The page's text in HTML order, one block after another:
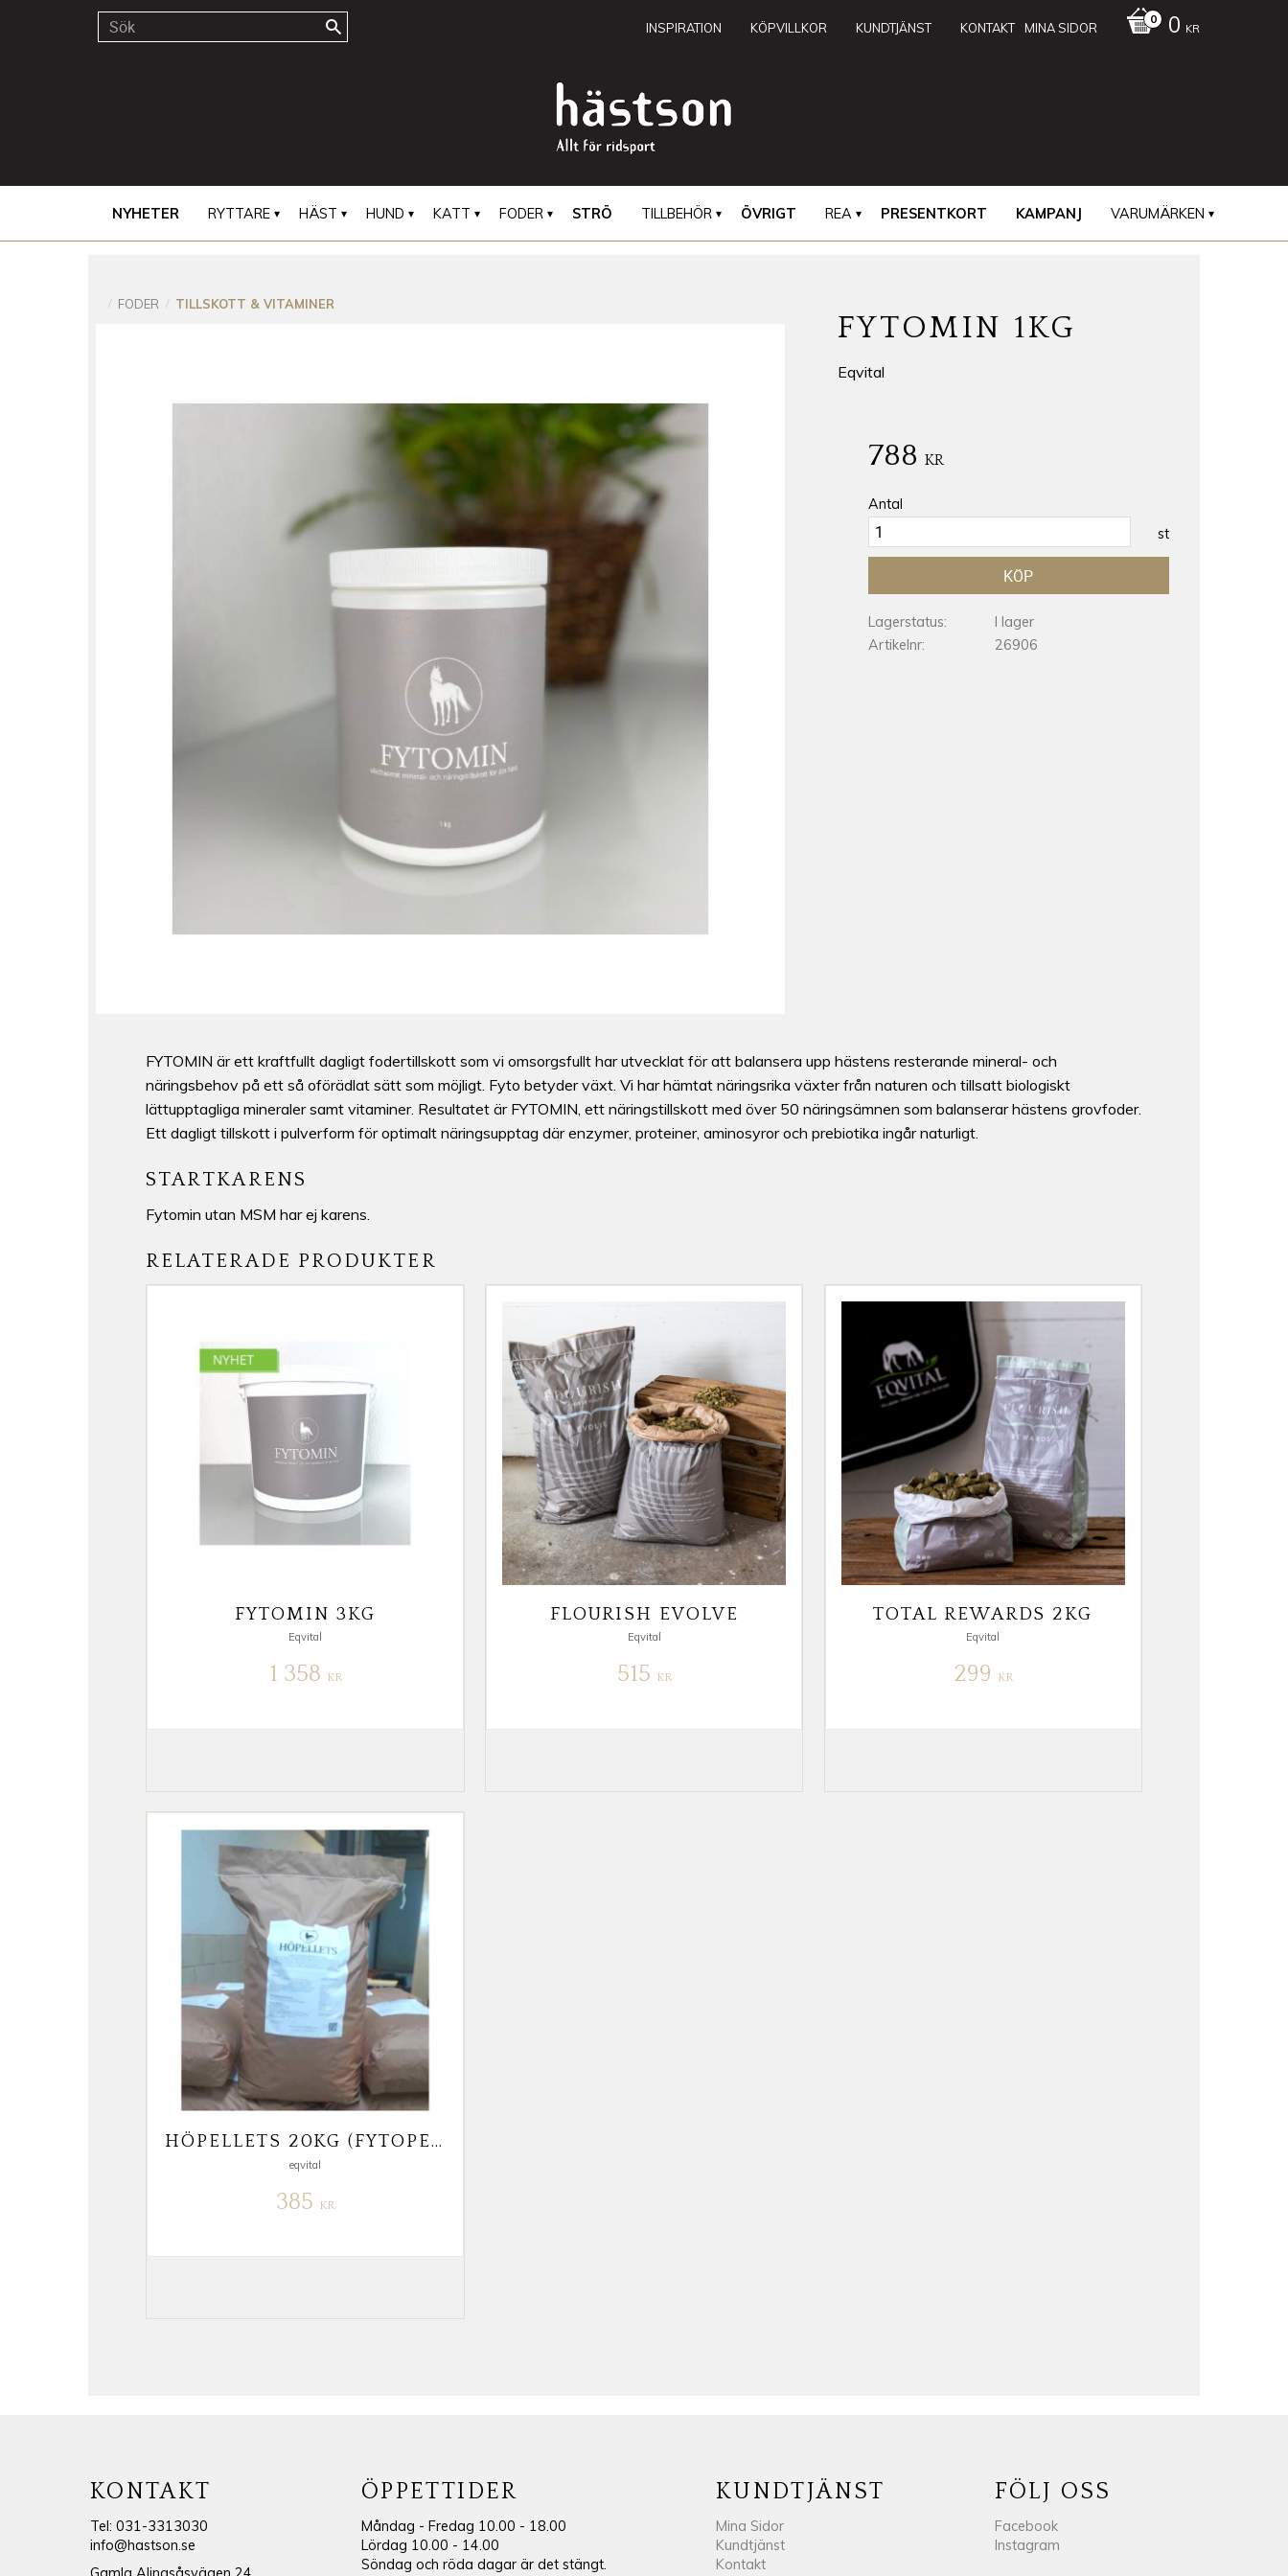
MINA SIDOR
KONTAKT
KUNDTJÄNST
KÖPVILLKOR
INSPIRATION 0 KR
NYHETER RYTTARE HÄST HUND KATT FODER STRÖ TILLBEHÖR ÖVRIGT REA PRESENTKORT KAMPANJ VARUMÄRKEN
FODER TILLSKOTT & VITAMINER
FYTOMIN 1KG
Eqvital
788 KR
Antal
st
KÖP
Lagerstatus
I lager
Artikelnr
26906
FYTOMIN är ett kraftfullt dagligt fodertillskott som vi omsorgsfullt har utvecklat för att balansera upp hästens resterande mineral- och
näringsbehov på ett så oförädlat sätt som möjligt. Fyto betyder växt. Vi har hämtat näringsrika växter från naturen och tillsatt biologiskt
lättupptagliga mineraler samt vitaminer. Resultatet är FYTOMIN, ett näringstillskott med över 50 näringsämnen som balanserar hästens grovfoder.
Ett dagligt tillskott i pulverform för optimalt näringsupptag där enzymer, proteiner, aminosyror och prebiotika ingår naturligt.
STARTKARENS
Fytomin utan MSM har ej karens.
RELATERADE PRODUKTER
FYTOMIN 3KG
Eqvital
1 358 KR
FLOURISH EVOLVE
Eqvital
515 KR
TOTAL REWARDS 2KG
Eqvital
299 KR
HÖPELLETS 20KG (FYTOPELL)
eqvital
385 KR
KONTAKT
Tel: 031-3313030
info@hastson.se
ÖPPETTIDER
Måndag - Fredag 10.00 - 18.00
Lördag 10.00 - 14.00
Söndag och röda dagar är det stängt.
KUNDTJÄNST
Mina Sidor
Kundtjänst
Kontakt
FÖLJ OSS
Facebook
Instagram